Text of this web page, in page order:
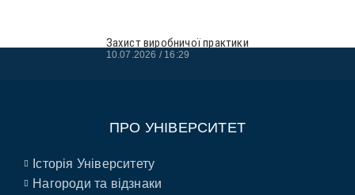
Захист виробничої практики
10.07.2026 16:29
ПРО УНІВЕРСИТЕТ
Історія Університету
Нагороди та відзнаки